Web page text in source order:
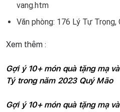
vang.htm
Văn phòng: 176 Lý Tự Trọng,
Xem thêm :
Gợi ý 10+ món quà tặng mạ
Tý trong năm 2023 Quý Mão
Gợi ý 10+ món quà tặng mạ